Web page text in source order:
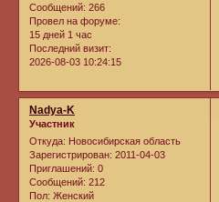
Сообщений: 266
Провел на форуме:
15 дней 1 час
Последний визит:
2026-08-03 10:24:15
Nadya-K
Участник
Откуда: Новосибирская область
Зарегистрирован: 2011-04-03
Приглашений: 0
Сообщений: 212
Пол: Женский